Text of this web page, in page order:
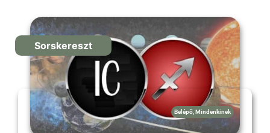
Sorskereszt
Belépő Mindenkinek